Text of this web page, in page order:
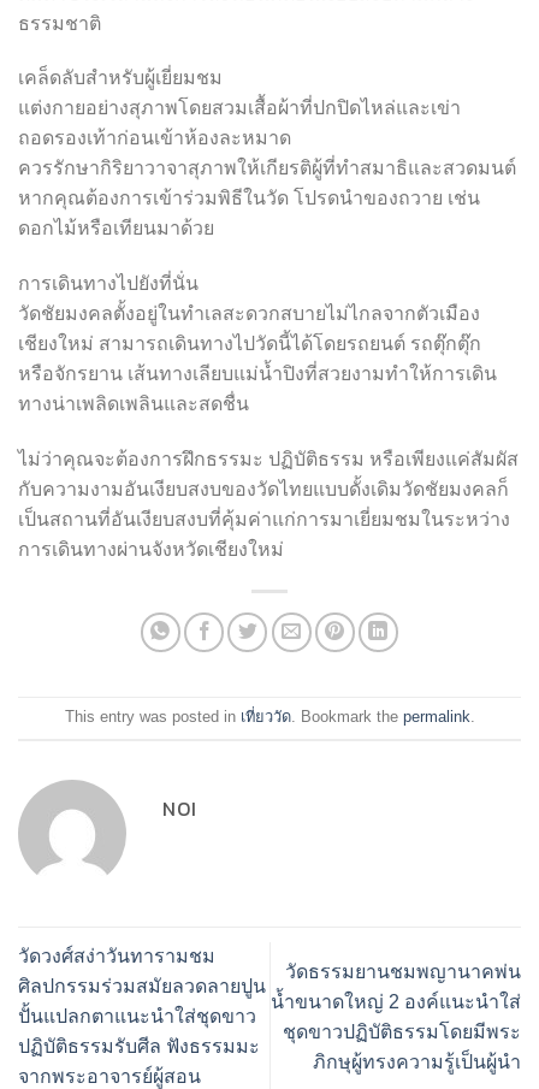
ธรรมชาติ
เคล็ดลับสำหรับผู้เยี่ยมชม
แต่งกายอย่างสุภาพโดยสวมเสื้อผ้าที่ปกปิดไหล่และเข่า
ถอดรองเท้าก่อนเข้าห้องละหมาด
ควรรักษากิริยาวาจาสุภาพให้เกียรติผู้ที่ทำสมาธิและสวดมนต์
หากคุณต้องการเข้าร่วมพิธีในวัด โปรดนำของถวาย เช่น
ดอกไม้หรือเทียนมาด้วย
การเดินทางไปยังที่นั่น
วัดชัยมงคลตั้งอยู่ในทำเลสะดวกสบายไม่ไกลจากตัวเมือง
เชียงใหม่ สามารถเดินทางไปวัดนี้ได้โดยรถยนต์ รถตุ๊กตุ๊ก
หรือจักรยาน เส้นทางเลียบแม่น้ำปิงที่สวยงามทำให้การเดิน
ทางน่าเพลิดเพลินและสดชื่น
ไม่ว่าคุณจะต้องการฝึกธรรมะ ปฏิบัติธรรม หรือเพียงแค่สัมผัส
กับความงามอันเงียบสงบของวัดไทยแบบดั้งเดิมวัดชัยมงคลก็
เป็นสถานที่อันเงียบสงบที่คุ้มค่าแก่การมาเยี่ยมชมในระหว่าง
การเดินทางผ่านจังหวัดเชียงใหม่
This entry was posted in เที่ยววัด. Bookmark the permalink.
NOI
วัดวงศ์สง่าวันทารามชม
ศิลปกรรมร่วมสมัยลวดลายปูน
ปั้นแปลกตาแนะนำใส่ชุดขาว
ปฏิบัติธรรมรับศีล ฟังธรรมมะ
จากพระอาจารย์ผู้สอน
วัดธรรมยานชมพญานาคพ่น
น้ำขนาดใหญ่ 2 องค์แนะนำใส่
ชุดขาวปฏิบัติธรรมโดยมีพระ
ภิกษุผู้ทรงความรู้เป็นผู้นำ